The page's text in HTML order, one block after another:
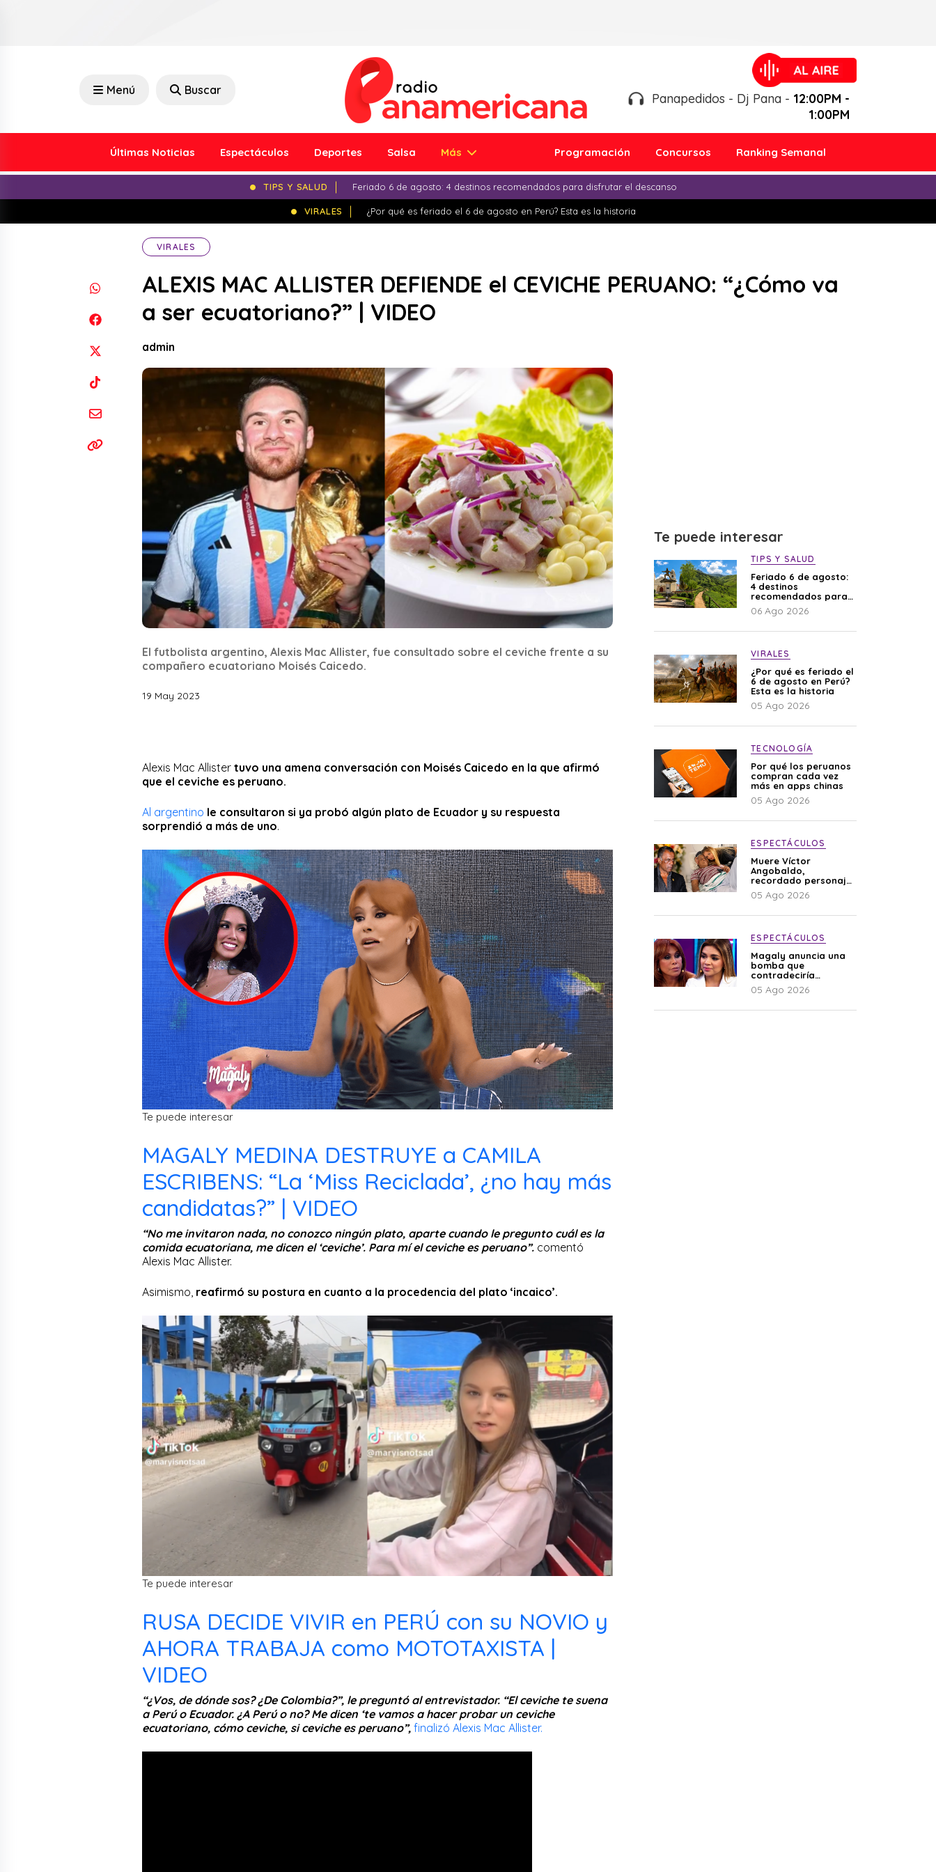
Menú Buscar
Panapedidos - Dj Pana - 12:00PM -
1:00PM
Últimas Noticias Espectáculos Deportes Salsa Más Programación Concursos Ranking Semanal
TIPS Y SALUD Feriado 6 de agosto: 4 destinos recomendados para disfrutar el descanso
VIRALES ¿Por qué es feriado el 6 de agosto en Perú? Esta es la historia
VIRALES
ALEXIS MAC ALLISTER DEFIENDE el CEVICHE PERUANO: “¿Cómo va
a ser ecuatoriano?” | VIDEO
admin
El futbolista argentino, Alexis Mac Allister, fue consultado sobre el ceviche frente a su
compañero ecuatoriano Moisés Caicedo.
19 May 2023
Alexis Mac Allister tuvo una amena conversación con Moisés Caicedo en la que afirmó
que el ceviche es peruano.
Al argentino le consultaron si ya probó algún plato de Ecuador y su respuesta
sorprendió a más de uno.
Te puede interesar
MAGALY MEDINA DESTRUYE a CAMILA
ESCRIBENS: “La ‘Miss Reciclada’, ¿no hay más
candidatas?” | VIDEO
“No me invitaron nada, no conozco ningún plato, aparte cuando le pregunto cuál es la
comida ecuatoriana, me dicen el ‘ceviche’. Para mí el ceviche es peruano”. comentó
Alexis Mac Allister.
Asimismo, reafirmó su postura en cuanto a la procedencia del plato ‘incaico’.
Te puede interesar
RUSA DECIDE VIVIR en PERÚ con su NOVIO y
AHORA TRABAJA como MOTOTAXISTA |
VIDEO
“¿Vos, de dónde sos? ¿De Colombia?”, le preguntó al entrevistador. “El ceviche te suena
a Perú o Ecuador. ¿A Perú o no? Me dicen ‘te vamos a hacer probar un ceviche
ecuatoriano, cómo ceviche, si ceviche es peruano”, finalizó Alexis Mac Allister.
Te puede interesar
TIPS Y SALUD
Feriado 6 de agosto:
4 destinos
recomendados para
disfrutar el descanso
06 Ago 2026
VIRALES
¿Por qué es feriado el
6 de agosto en Perú?
Esta es la historia
05 Ago 2026
TECNOLOGÍA
Por qué los peruanos
compran cada vez
más en apps chinas
05 Ago 2026
ESPECTÁCULOS
Muere Víctor
Angobaldo,
recordado personaje
de la farándula y
expareja de Shirley
05 Ago 2026
ESPECTÁCULOS
Magaly anuncia una
bomba que
contradeciría
comunicado de La
Bella Luz: “Hay un
05 Ago 2026